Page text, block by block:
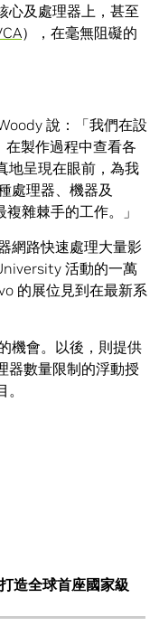
心及處理器上，甚至
），在毫無阻礙的
說：「我們在設
製作過程中查看各
地呈現在眼前，為我
處理器、機器及
雜棘手的工作。」
網路快速處理大量影
活動的一萬
的展位見到在最新系
機會。以後，則提供
器數量限制的浮動授
造全球首座國家級